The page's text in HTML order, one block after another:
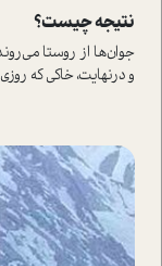
نتیجه چیست؟
جوان‌ها از روستا
و درنهایت، خاکی که